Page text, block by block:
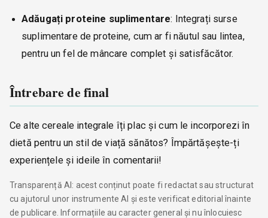
Adăugați proteine suplimentare: Integrați surse
suplimentare de proteine, cum ar fi năutul sau lintea,
pentru un fel de mâncare complet și satisfăcător.
Întrebare de final
Ce alte cereale integrale îți plac și cum le incorporezi în
dietă pentru un stil de viață sănătos? Împărtășește-ți
experiențele și ideile în comentarii!
Transparență AI: acest conținut poate fi redactat sau structurat
cu ajutorul unor instrumente AI și este verificat editorial înainte
de publicare. Informațiile au caracter general și nu înlocuiesc